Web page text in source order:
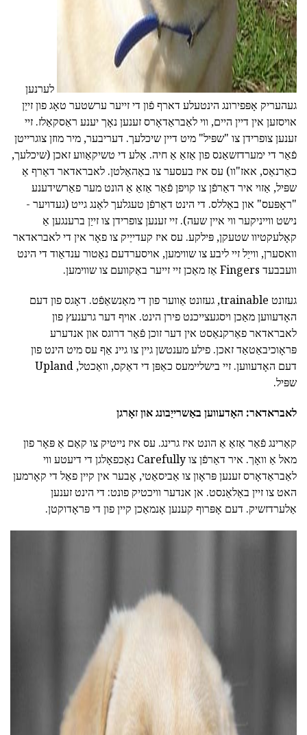
לערנען
געהעריק אָפּפירונג הינטעלע דארף פֿון די זייער ערשטער טאָג פון זייַן
אויסזען אין דיין היים, ווי לאַבראַדאָרס זענען נאָך יענע ראַסקאַלז. זיי
זענען צופרידן צו "שפּיל" מיט דיין שיכלעך. דעריבער, מיר מוזן צוגרייטן
פֿאַר די ימערדזשאַנס פון אַזאַ אַ חיה. אַלע די טשיקאַווע זאכן (שיכלעך,
כאַרנאַס, אאז"וו) עס איז בעסער צו באַהאַלטן. לאבראדאר דאַרף אַ
שפּיל, אַזוי איר דאַרפֿן צו קויפן פֿאַר אַזאַ אַ הונט מער פאַרשידענע
"ראָפּעס" און באַללס. די הינט דאַרפֿן טעגלעך לאַנג גייט (געדויער -
נישט ווייניקער ווי איין שעה). זיי זענען צופרידן צו זייַן ברענגען אַ
קאָלעקטיוו שטעקן, פּילקע. עס איז קעדייַיק צו פאָר אין די לאבראדאר
וואסערן, ווייַל זיי ליבע צו שווימען, אויסערדעם נאַטור ענדאַוד די הינט
וועבבעד Fingers אַז מאַכן זיי זייער באַקוועם צו שווימען.
געזונט trainable, געזונט אַווער פון די מאַנשאַפֿט. דאָגס פון דעם
האָדעווען מאַכן ויסגעצייכנט פירן הינט. אויף דער גרענעץ פון
לאבראדאר פאַרקנאַסט אין דער זוכן פֿאַר דרוגס און אנדערע
פּראָוכיבאַטאַד זאכן. פילע מענטשן גיין צו גיינ אַף עס מיט הינט פון
דעם האָדעווען. זיי בישליימעס כאַפּן די דאַקס, וואַכטל, Upland
שפּיל.
לאבראדאר: האָדעווען באַשרייַבונג און זאָרגן
קאַרינג פֿאַר אַזאַ אַ הונט איז גרינג. עס איז נייטיק צו קאַם אַ פּאָר פון
מאל אַ וואָך. איר דאַרפֿן צו Carefully נאָכפאָלגן די דיעטע ווי
לאַבראַדאָרס זענען פּראָון צו אַביסאַטי, אָבער אין קיין פאַל די קאָרמען
האט צו זיין באַלאַנסט. אן אנדער וויכטיק פונט: די הינט זענען
אַלערדזשיק. דעם אָפּרוף קענען אָנמאַכן קיין פון די פּראָדוקטן.